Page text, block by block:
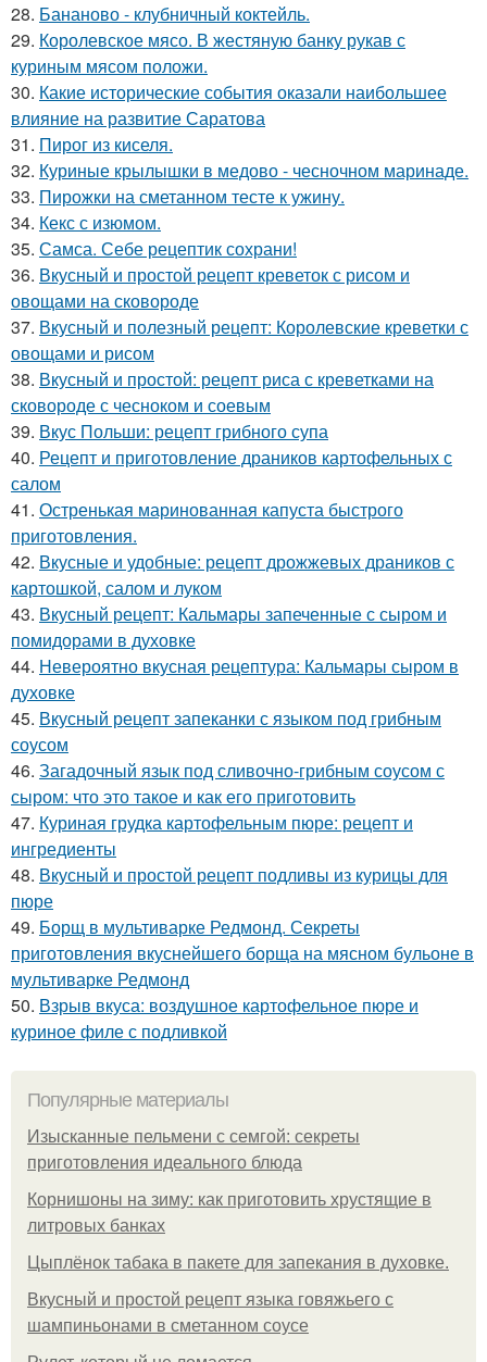
28. Бананово - клубничный коктейль.
29. Королевское мясо. В жестяную банку рукав с
куриным мясом положи.
30. Какие исторические события оказали наибольшее
влияние на развитие Саратова
31. Пирог из киселя.
32. Куриные крылышки в медово - чесночном маринаде.
33. Пирожки на сметанном тесте к ужину.
34. Кекс с изюмом.
35. Самса. Себе рецептик сохрани!
36. Вкусный и простой рецепт креветок с рисом и
овощами на сковороде
37. Вкусный и полезный рецепт: Королевские креветки с
овощами и рисом
38. Вкусный и простой: рецепт риса с креветками на
сковороде с чесноком и соевым
39. Вкус Польши: рецепт грибного супа
40. Рецепт и приготовление драников картофельных с
салом
41. Остренькая маринованная капуста быстрого
приготовления.
42. Вкусные и удобные: рецепт дрожжевых драников с
картошкой, салом и луком
43. Вкусный рецепт: Кальмары запеченные с сыром и
помидорами в духовке
44. Невероятно вкусная рецептура: Кальмары сыром в
духовке
45. Вкусный рецепт запеканки с языком под грибным
соусом
46. Загадочный язык под сливочно-грибным соусом с
сыром: что это такое и как его приготовить
47. Куриная грудка картофельным пюре: рецепт и
ингредиенты
48. Вкусный и простой рецепт подливы из курицы для
пюре
49. Борщ в мультиварке Редмонд. Секреты
приготовления вкуснейшего борща на мясном бульоне в
мультиварке Редмонд
50. Взрыв вкуса: воздушное картофельное пюре и
куриное филе с подливкой
Популярные материалы
Изысканные пельмени с семгой: секреты
приготовления идеального блюда
Корнишоны на зиму: как приготовить хрустящие в
литровых банках
Цыплёнок табака в пакете для запекания в духовке.
Вкусный и простой рецепт языка говяжьего с
шампиньонами в сметанном соусе